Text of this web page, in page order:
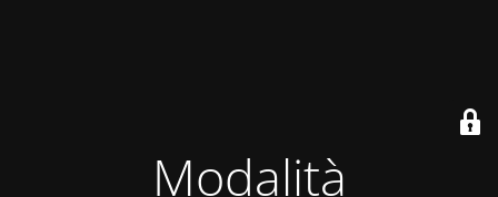
Modalità